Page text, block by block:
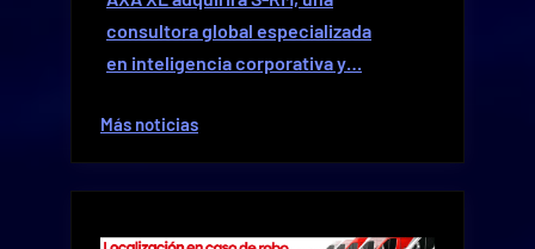
consultora global especializada
en inteligencia corporativa y…
Más noticias